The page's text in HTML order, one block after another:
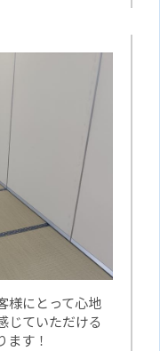
様にとって心地
じていただける
ます！